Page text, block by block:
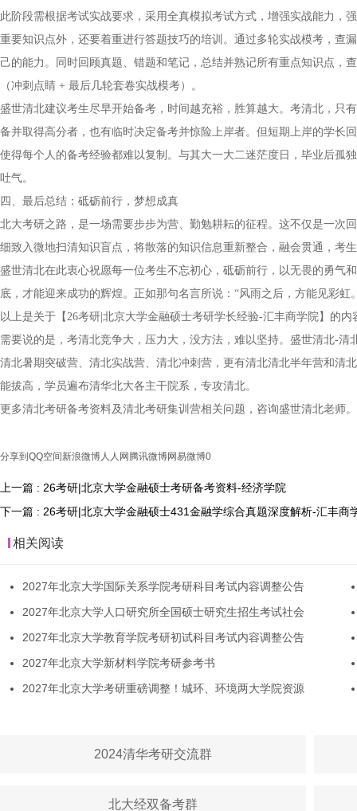
此阶段需根据考试实战要求，采用全真模拟考试方式，增强实战能力，
重要知识点外，还要着重进行答题技巧的培训。通过多轮实战模考，查
己的能力。同时回顾真题、错题和笔记，总结并熟记所有重点知识点，
（冲刺点睛 + 最后几轮套卷实战模考）。
盛世清北建议考生尽早开始备考，时间越充裕，胜算越大。考清北，只
备并取得高分者，也有临时决定备考并惊险上岸者。但短期上岸的学长
使得每个人的备考经验都难以复制。与其大一大二迷茫度日，毕业后孤
吐气。
四、最后总结：砥砺前行，梦想成真
北大考研之路，是一场需要步步为营、勤勉耕耘的征程。这不仅是一次
细致入微地扫清知识盲点，将散落的知识信息重新整合，融会贯通，考
盛世清北在此衷心祝愿每一位考生不忘初心，砥砺前行，以无畏的勇气
底，才能迎来成功的辉煌。正如那句名言所说：“风雨之后，方能见彩虹
以上是关于【26考研|北京大学金融硕士考研学长经验-汇丰商学院】的
需要说的是，考清北竞争大，压力大，没方法，难以坚持。盛世清北-
清北暑期突破营、清北实战营、清北冲刺营，更有清北清北半年营和清
能拔高，学员遍布清华北大各主干院系，专攻清北。
更多清北考研备考资料及清北考研集训营相关问题，咨询盛世清北老师。
分享到 QQ空间 新浪微博人人网 腾讯微博网易微博0
上一篇 : 26考研|北京大学金融硕士考研备考资料-经济学院
下一篇 : 26考研|北京大学金融硕士431金融学综合真题深度解析-汇丰商
相关阅读
2027年北京大学国际关系学院考研科目考试内容调整公告
2027年北京大学人口研究所全国硕士研究生招生考试社会
2027年北京大学教育学院考研初试科目考试内容调整公告
2027年北京大学新材料学院考研参考书
2027年北京大学考研重磅调整！城环、环境两大学院资源
2024清华考研交流群
北大经双备考群